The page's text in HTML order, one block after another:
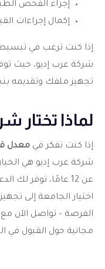
إجراء الفحص
إكمال إجراءات
إذا كنت ترغب في تبسيط
شركة عرب إديو، حيث
تجهيز ملفك وتقديمه
لماذا تختار
إذا كنت تفكر في معدل
شركة عرب إديو هي
عن 12 عامًا، توفر
اختيار الجامعة إلى
الفرصة – تواصل الآن
مجانية حول القبول في